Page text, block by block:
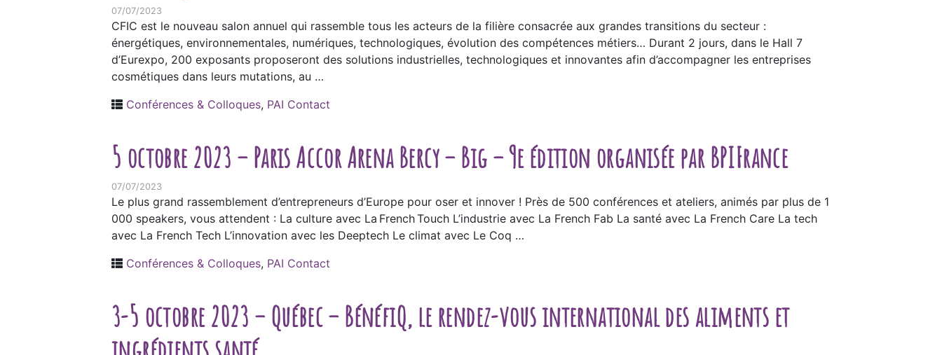
07/07/2023
CFIC est le nouveau salon annuel qui rassemble tous les acteurs de la filière consacrée aux grandes transitions du secteur :
énergétiques, environnementales, numériques, technologiques, évolution des compétences métiers… Durant 2 jours, dans le Hall 7
d’Eurexpo, 200 exposants proposeront des solutions industrielles, technologiques et innovantes afin d’accompagner les entreprises
cosmétiques dans leurs mutations, au …
Conférences & Colloques, PAI Contact
5 octobre 2023 – Paris Accor Arena Bercy – Big – 9e édition organisée par BPIFrance
07/07/2023
Le plus grand rassemblement d’entrepreneurs d’Europe pour oser et innover ! Près de 500 conférences et ateliers, animés par plus de 1
000 speakers, vous attendent : La culture avec La French Touch L’industrie avec La French Fab La santé avec La French Care La tech
avec La French Tech L’innovation avec les Deeptech Le climat avec Le Coq …
Conférences & Colloques, PAI Contact
3-5 octobre 2023 – Québec – BénéfiQ, le rendez-vous international des aliments et